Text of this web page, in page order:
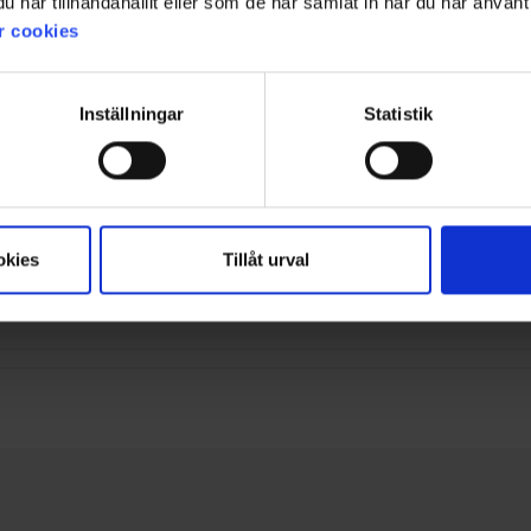
cookies
Inställningar Statistik
Tillåt urval